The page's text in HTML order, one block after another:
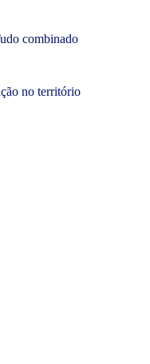
combinado
no território